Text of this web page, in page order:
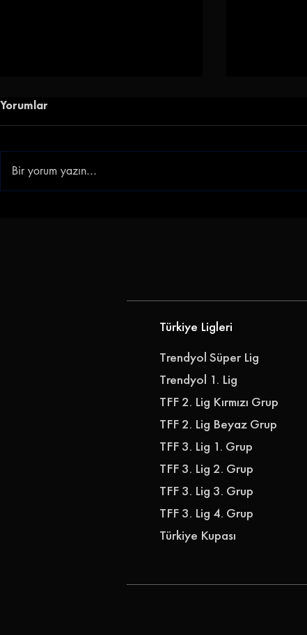
Yorumlar
Bir yorum yazın...
Türkiye Ligleri
Trendyol Süper Lig
Trendyol 1. Lig
TFF 2. Lig Kırmızı Grup
TFF 2. Lig Beyaz Grup
TFF 3. Lig 1. Grup
TFF 3. Lig 2. Grup
TFF 3. Lig 3. Grup
Türkiye Kupası
TFF 3. Lig 4. Grup